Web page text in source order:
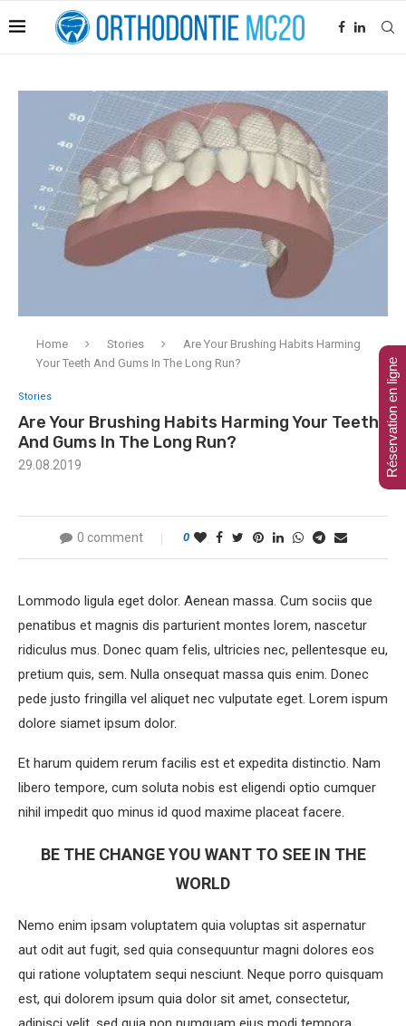
Home Stories
Are Your Brushing Habits Harming
Your Teeth And Gums In The Long Run?
Stories
Are Your Brushing Habits Harming Your Teeth
And Gums In The Long Run?
29.08.2019
0 comment 0
Lommodo ligula eget dolor. Aenean massa. Cum sociis que
penatibus et magnis dis parturient montes lorem, nascetur
ridiculus mus. Donec quam felis, ultricies nec, pellentesque eu,
pretium quis, sem. Nulla onsequat massa quis enim. Donec
pede justo fringilla vel aliquet nec vulputate eget. Lorem ispum
dolore siamet ipsum dolor.
Et harum quidem rerum facilis est et expedita distinctio. Nam
libero tempore, cum soluta nobis est eligendi optio cumquer
nihil impedit quo minus id quod maxime placeat facere.
BE THE CHANGE YOU WANT TO SEE IN THE
WORLD
Nemo enim ipsam voluptatem quia voluptas sit aspernatur
aut odit aut fugit, sed quia consequuntur magni dolores eos
qui ratione voluptatem sequi nesciunt. Neque porro quisquam
est, qui dolorem ipsum quia dolor sit amet, consectetur,
Réservation en ligne